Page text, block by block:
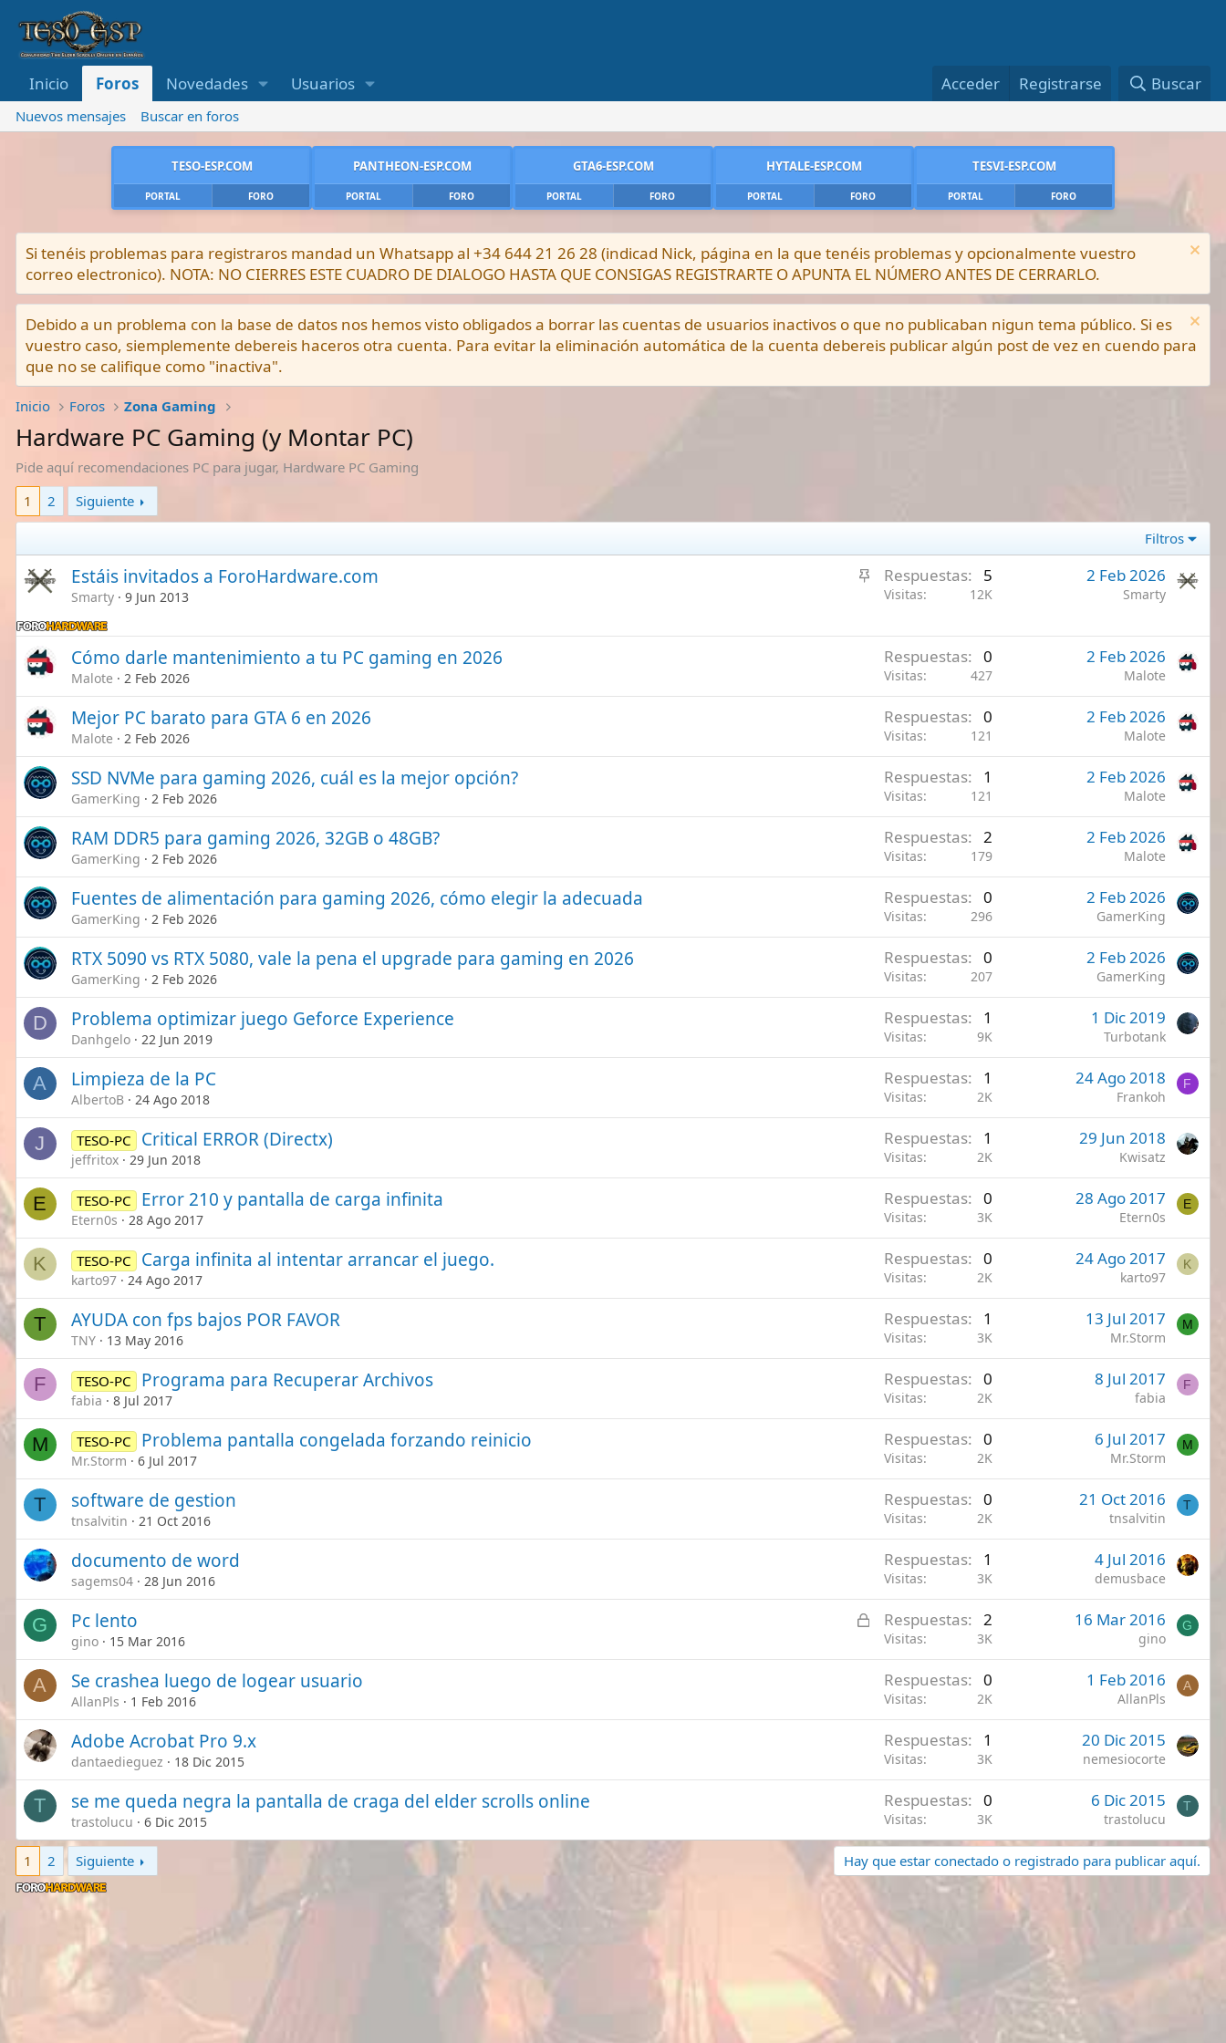
Inicio Foros Novedades Usuarios Acceder Registrarse Buscar
Nuevos mensajes Buscar en foros
TESO-ESP.COM
PORTAL FORO
PANTHEON-ESP.COM
PORTAL FORO
GTA6-ESP.COM
PORTAL FORO
HYTALE-ESP.COM
PORTAL FORO
TESVI-ESP.COM
PORTAL FORO
Si tenéis problemas para registraros mandad un Whatsapp al +34 644 21 26 28 (indicad Nick, página en la que tenéis problemas y opcionalmente vuestro
correo electronico). NOTA: NO CIERRES ESTE CUADRO DE DIALOGO HASTA QUE CONSIGAS REGISTRARTE O APUNTA EL NÚMERO ANTES DE CERRARLO.
Debido a un problema con la base de datos nos hemos visto obligados a borrar las cuentas de usuarios inactivos o que no publicaban nigun tema público. Si es
vuestro caso, siemplemente debereis haceros otra cuenta. Para evitar la eliminación automática de la cuenta debereis publicar algún post de vez en cuendo para
que no se califique como "inactiva".
Inicio Foros Zona Gaming
Hardware PC Gaming (y Montar PC)
Pide aquí recomendaciones PC para jugar, Hardware PC Gaming
1
2 Siguiente
Filtros
A
l
o
Estáis invitados a ForoHardware.com
Smarty 9 Jun 2013
Respuestas 5
Visitas 12K
2 Feb 2026
Smarty
Cómo darle mantenimiento a tu PC gaming en 2026
Malote 2 Feb 2026
Respuestas 0
Visitas 427
2 Feb 2026
Malote
Mejor PC barato para GTA 6 en 2026
Malote 2 Feb 2026
Respuestas 0
Visitas 121
2 Feb 2026
Malote
SSD NVMe para gaming 2026, cuál es la mejor opción?
GamerKing 2 Feb 2026
Respuestas 1
Visitas 121
2 Feb 2026
Malote
RAM DDR5 para gaming 2026, 32GB o 48GB?
GamerKing 2 Feb 2026
Respuestas 2
Visitas 179
2 Feb 2026
Malote
Fuentes de alimentación para gaming 2026, cómo elegir la adecuada
GamerKing 2 Feb 2026
Respuestas 0
Visitas 296
2 Feb 2026
GamerKing
RTX 5090 vs RTX 5080, vale la pena el upgrade para gaming en 2026
GamerKing 2 Feb 2026
Respuestas 0
Visitas 207
2 Feb 2026
GamerKing
D Problema optimizar juego Geforce Experience
Danhgelo 22 Jun 2019
Respuestas 1
Visitas 9K
1 Dic 2019
Turbotank
A Limpieza de la PC
AlbertoB 24 Ago 2018
Respuestas 1
Visitas 2K
24 Ago 2018
Frankoh
F
J TESO-PC Critical ERROR (Directx)
jeffritox 29 Jun 2018
Respuestas 1
Visitas 2K
29 Jun 2018
Kwisatz
E TESO-PC Error 210 y pantalla de carga infinita
Etern0s 28 Ago 2017
Respuestas 0
Visitas 3K
28 Ago 2017
Etern0s
E
K TESO-PC Carga infinita al intentar arrancar el juego.
karto97 24 Ago 2017
Respuestas 0
Visitas 2K
24 Ago 2017
karto97
K
T AYUDA con fps bajos POR FAVOR
TNY 13 May 2016
Respuestas 1
Visitas 3K
13 Jul 2017
Mr.Storm
M
F TESO-PC Programa para Recuperar Archivos
fabia 8 Jul 2017
Respuestas 0
Visitas 2K
8 Jul 2017
fabia
F
M TESO-PC Problema pantalla congelada forzando reinicio
Mr.Storm 6 Jul 2017
Respuestas 0
Visitas 2K
6 Jul 2017
Mr.Storm
M
T software de gestion
tnsalvitin 21 Oct 2016
Respuestas 0
Visitas 2K
21 Oct 2016
tnsalvitin
T
documento de word
sagems04 28 Jun 2016
Respuestas 1
Visitas 3K
4 Jul 2016
demusbace
G
C
r
d
Pc lento
gino 15 Mar 2016
Respuestas 2
Visitas 3K
16 Mar 2016
gino
G
A Se crashea luego de logear usuario
AllanPls 1 Feb 2016
Respuestas 0
Visitas 2K
1 Feb 2016
AllanPls
A
Adobe Acrobat Pro 9.x
dantaedieguez 18 Dic 2015
Respuestas 1
Visitas 3K
20 Dic 2015
nemesiocorte
T se me queda negra la pantalla de craga del elder scrolls online
trastolucu 6 Dic 2015
Respuestas 0
Visitas 3K
6 Dic 2015
trastolucu
T
1 2 Siguiente Hay que estar conectado o registrado para publicar aquí.